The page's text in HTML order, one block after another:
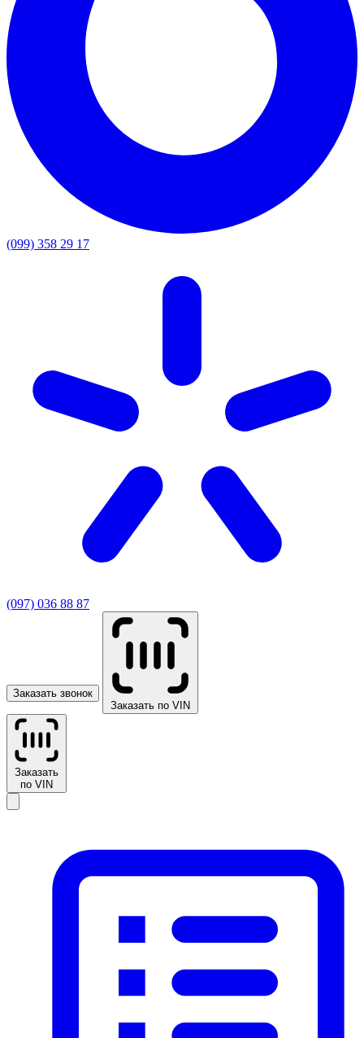
(099) 358 29 17
(097) 036 88 87
Заказать звонок
Заказать по VIN
Заказать
по VIN